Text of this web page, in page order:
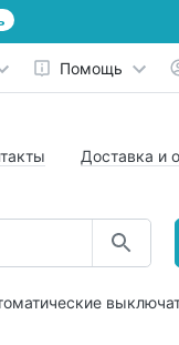
Помощь
Доставка и